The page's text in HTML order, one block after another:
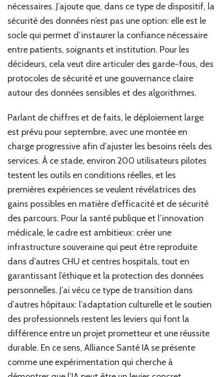
nécessaires. J’ajoute que, dans ce type de dispositif, la
sécurité des données n’est pas une option: elle est le
socle qui permet d’instaurer la confiance nécessaire
entre patients, soignants et institution. Pour les
décideurs, cela veut dire articuler des garde-fous, des
protocoles de sécurité et une gouvernance claire
autour des données sensibles et des algorithmes.
Parlant de chiffres et de faits, le déploiement large
est prévu pour septembre, avec une montée en
charge progressive afin d’ajuster les besoins réels des
services. À ce stade, environ 200 utilisateurs pilotes
testent les outils en conditions réelles, et les
premières expériences se veulent révélatrices des
gains possibles en matière d’efficacité et de sécurité
des parcours. Pour la santé publique et l’innovation
médicale, le cadre est ambitieux: créer une
infrastructure souveraine qui peut être reproduite
dans d’autres CHU et centres hospitals, tout en
garantissant l’éthique et la protection des données
personnelles. J’ai vécu ce type de transition dans
d’autres hôpitaux: l’adaptation culturelle et le soutien
des professionnels restent les leviers qui font la
différence entre un projet prometteur et une réussite
durable. En ce sens, Alliance Santé IA se présente
comme une expérimentation qui cherche à